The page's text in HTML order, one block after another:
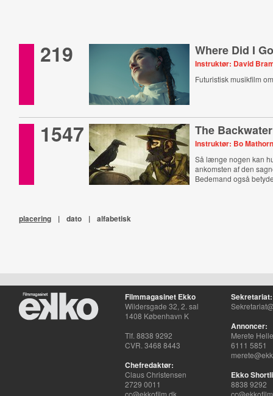
219 Where Did I
Instruktør: David
Futuristisk musikfilm
1547 The
Instruktør: Bo
Så længe nogen kan
ankomsten af den
Bedemand også
placering | dato | alfabetisk
Filmmagasinet Ekko
Wildersgade 32, 2. sal
1408 København K
Tlf. 8838 9292
CVR. 3468 8443
Chefredaktør:
Claus Christensen
2729 0011
cc@ekkofilm.dk
Sekretariat:
Annoncer:
Merete
6111 5851
Ekko
8838 9292